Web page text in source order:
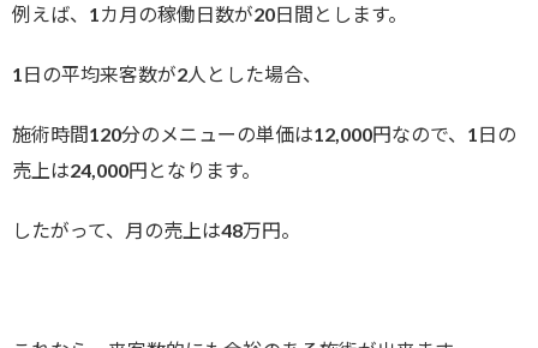
例えば、1カ月の稼働日数が20日間とします。
1日の平均来客数が2人とした場合、
施術時間120分のメニューの単価は12,000円なので、1日の
売上は24,000円となります。
したがって、月の売上は48万円。